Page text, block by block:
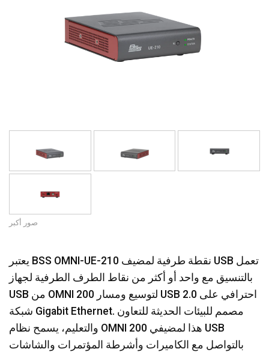
صور أكبر
يعتبر BSS OMNI-UE-210 نقطة طرفية لمضيف USB تعمل
بالتنسيق مع واحد أو أكثر من نقاط الطرف الطرفية لجهاز
USB من OMNI 200 لتوسيع ومسار USB 2.0 احترافي على
شبكة Gigabit Ethernet. مصمم للبيئات الحديثة للتعاون
والتعليم، يسمح نظام OMNI 200 هذا لمضيفي USB
بالتواصل مع الكاميرات وأشرطة المؤتمرات والشاشات